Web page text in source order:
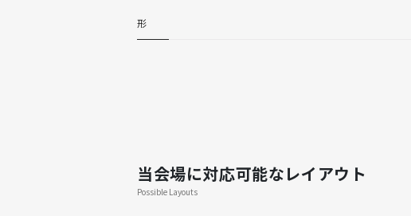
形
当会場に対応可能なレイアウト
Possible Layouts